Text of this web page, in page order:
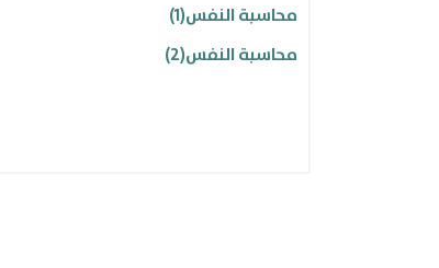
محاسبة النفس(1)
محاسبة النفس(2)